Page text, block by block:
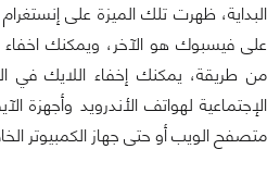
البداية، ظهرت تلك الميزة على
على فيسبوك هو الآخر، ويمكنك
من طريقة، يمكنك إخفاء اللايك في
الإجتماعية لهواتف الأندرويد وأجهزة
متصفح الويب أو حتى جهاز الكمبيوتر